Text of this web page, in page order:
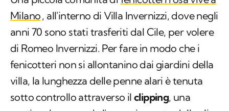
di Romeo Invernizzi. Per fare in modo che i
fenicotteri non si allontanino dai giardini della
villa, la lunghezza delle penne alari è tenuta
sotto controllo attraverso ilclipping, una
pratica che prevede l'accorciamento delle ali
remiganti in modo da impedire agli uccelli di
volare via.